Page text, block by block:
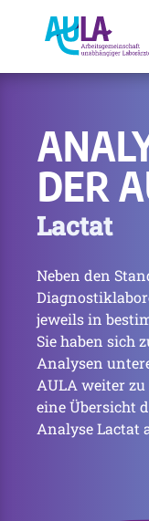
DER
Lactat
Neben den
jeweils in
Sie haben sich
Analysen
AULA weiter
eine Übersicht
Analyse Lactat